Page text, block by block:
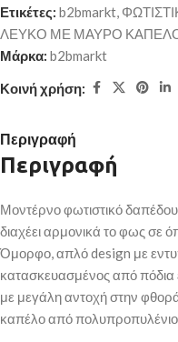
Ετικέτες: b2bmarkt,
ΛΕΥΚΟ ΜΕ ΜΑΥΡΟ ΚΑΠΕΛΟ
Μάρκα: b2bmarkt
Κοινή χρήση:
Περιγραφή
Περιγραφή
Μοντέρνο φωτιστικό
διαχέει αρμονικά το φως σε
Όμορφο, απλό design με
κατασκευασμένος από πόδια
με μεγάλη αντοχή στην
καπέλο από